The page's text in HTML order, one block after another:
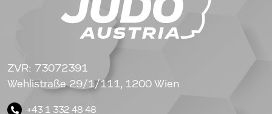
ZVR: 73072391
Wehlistraße 29/1/111, 1200 Wien
+43 1 332 48 48